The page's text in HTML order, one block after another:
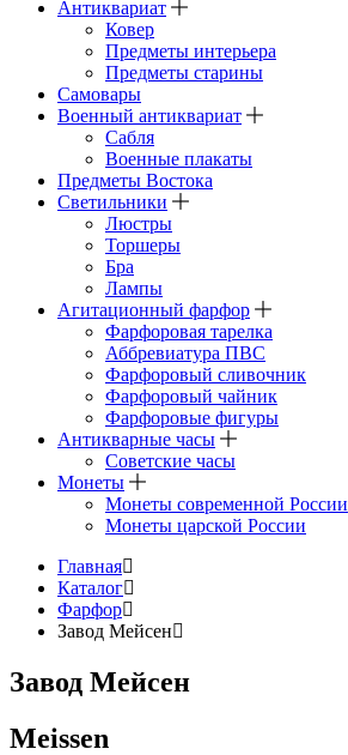
Антиквариат
Ковер
Предметы интерьера
Предметы старины
Самовары
Военный антиквариат
Сабля
Военные плакаты
Предметы Востока
Светильники
Люстры
Торшеры
Бра
Лампы
Агитационный фарфор
Фарфоровая тарелка
Аббревиатура ПВС
Фарфоровый сливочник
Фарфоровый чайник
Фарфоровые фигуры
Антикварные часы
Советские часы
Монеты
Монеты современной России
Монеты царской России
Главная
Каталог
Фарфор
Завод Мейсен
Завод Мейсен
Meissen